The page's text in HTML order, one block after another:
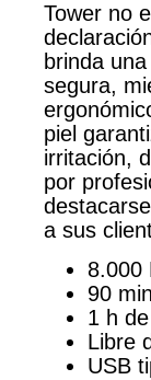
Tower no
brinda
segura,
piel
irritación,
por
a sus
8.000
90
1 h
Libre
USB